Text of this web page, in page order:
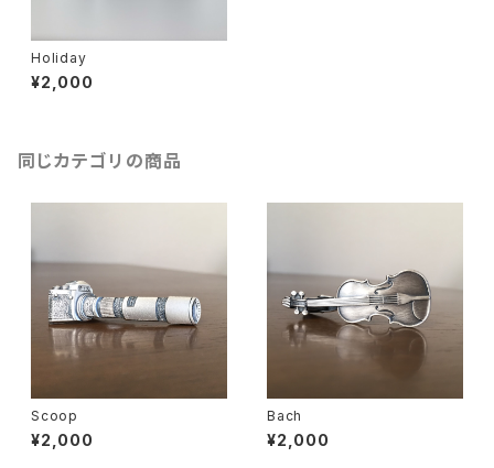
Holiday
¥2,000
同じカテゴリの商品
Scoop
¥2,000
Bach
¥2,000